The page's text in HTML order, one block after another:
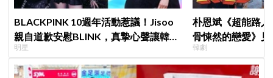
BLACKPINK 10週年活動惹議！Jisoo
親自道歉安慰BLINK，真摯心聲讓韓網
直呼：「看了心裡好暖」
明星
朴恩斌《超能路
骨悚然的戀愛》
演技獲讚「信看演
韓劇